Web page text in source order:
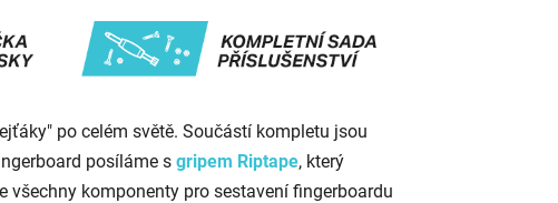
po celém světě. Součástí kompletu jsou
posíláme s gripem Riptape, který
všechny komponenty pro sestavení fingerboardu